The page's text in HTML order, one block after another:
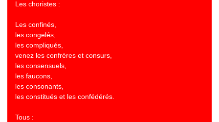
Les choristes :
Les confinés,
les congelés,
les compliqués,
venez les confrères et consurs,
les consensuels,
les faucons,
les consonants,
les constitués et les confédérés.
Tous :